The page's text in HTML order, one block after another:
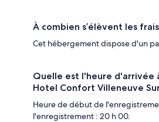
À combien s’élèvent les
Cet hébergement dispose d'un
Quelle est l'heure d'arrivée
Hotel Confort Villeneuve
Heure de début de
l'enregistrement : 20 h 00.